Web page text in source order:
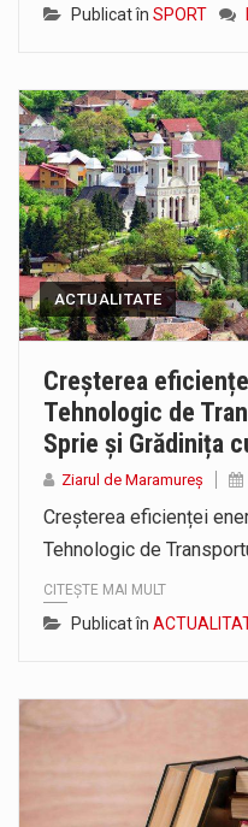
Publicat în SPORT
ACTUALITATE
Creșterea
Tehnologic de
Sprie și Grădinița
Ziarul de Maramureș
Creșterea eficienței
Tehnologic de
CITEȘTE MAI MULT
Publicat în